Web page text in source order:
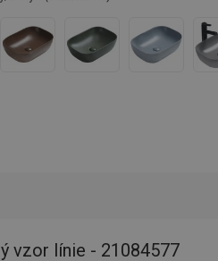
vzor línie - 21084577